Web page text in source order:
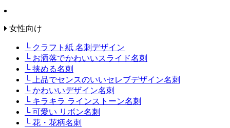
女性向け
└ クラフト紙 名刺デザイン
└ お洒落でかわいいスライド名刺
└ 挟める名刺
└ 上品でセンスのいいセレブデザイン名刺
└ かわいいデザイン名刺
└ キラキラ ラインストーン名刺
└ 可愛い リボン名刺
└ 花・花柄名刺